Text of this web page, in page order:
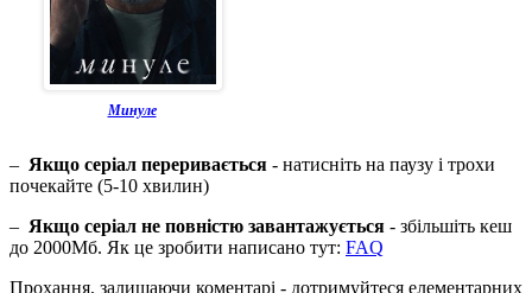
Минуле
– Якщо серіал переривається - натисніть на паузу і трохи
почекайте (5-10 хвилин)
– Якщо серіал не повністю завантажується - збільшіть кеш
до 2000Мб. Як це зробити написано тут: FAQ
Прохання, залишаючи коментарі - дотримуйтеся елементарних